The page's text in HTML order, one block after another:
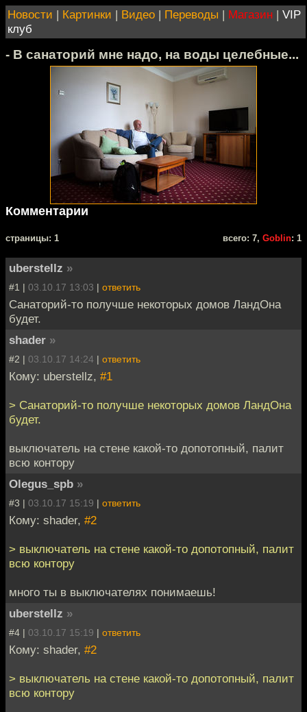
Новости | Картинки | Видео | Переводы | Магазин | VIP
клуб
- В санаторий мне надо, на воды целебные...
Комментарии
cтраницы: 1 всего: 7, Goblin: 1
uberstellz »
#1 | 03.10.17 13:03 | ответить
Санаторий-то получше некоторых домов ЛандОна
будет.
shader »
#2 | 03.10.17 14:24 | ответить
Кому: uberstellz, #1
> Санаторий-то получше некоторых домов ЛандОна
будет.
выключатель на стене какой-то допотопный, палит
всю контору
Olegus_spb »
#3 | 03.10.17 15:19 | ответить
Кому: shader, #2
> выключатель на стене какой-то допотопный, палит
всю контору
много ты в выключателях понимаешь!
uberstellz »
#4 | 03.10.17 15:19 | ответить
Кому: shader, #2
> выключатель на стене какой-то допотопный, палит
всю контору